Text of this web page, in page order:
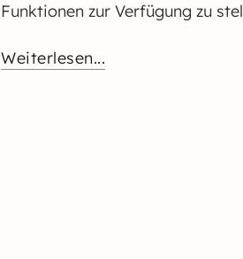
Funktionen zur Verfügung zu
Weiterlesen...